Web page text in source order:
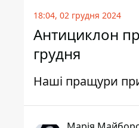
18:04, 02 грудня 2024
Антициклон
грудня
Наші пращури